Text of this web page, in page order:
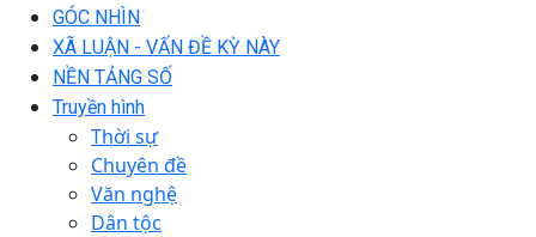
GÓC NHÌN
XÃ LUẬN - VẤN ĐỀ KỲ NÀY
NỀN TẢNG SỐ
Truyền hình
Thời sự
Chuyên đề
Văn nghệ
Dân tộc